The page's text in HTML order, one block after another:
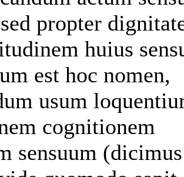
propter
huius
est hoc nomen,
usum
cognitionem
sensuum (dicimus